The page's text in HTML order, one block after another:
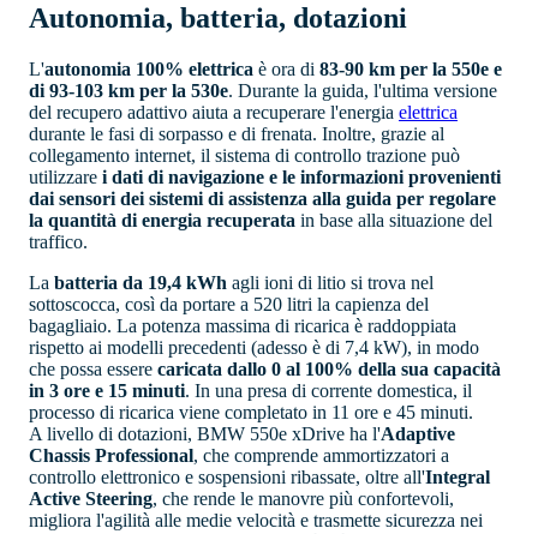
Autonomia, batteria, dotazioni
L'autonomia 100% elettrica è ora di 83-90 km per la 550e e
di 93-103 km per la 530e. Durante la guida, l'ultima versione
del recupero adattivo aiuta a recuperare l'energia elettrica
durante le fasi di sorpasso e di frenata. Inoltre, grazie al
collegamento internet, il sistema di controllo trazione può
utilizzare i dati di navigazione e le informazioni provenienti
dai sensori dei sistemi di assistenza alla guida per regolare
la quantità di energia recuperata in base alla situazione del
traffico.
La batteria da 19,4 kWh agli ioni di litio si trova nel
sottoscocca, così da portare a 520 litri la capienza del
bagagliaio. La potenza massima di ricarica è raddoppiata
rispetto ai modelli precedenti (adesso è di 7,4 kW), in modo
che possa essere caricata dallo 0 al 100% della sua capacità
in 3 ore e 15 minuti. In una presa di corrente domestica, il
processo di ricarica viene completato in 11 ore e 45 minuti.
A livello di dotazioni, BMW 550e xDrive ha l'Adaptive
Chassis Professional, che comprende ammortizzatori a
controllo elettronico e sospensioni ribassate, oltre all'Integral
Active Steering, che rende le manovre più confortevoli,
migliora l'agilità alle medie velocità e trasmette sicurezza nei